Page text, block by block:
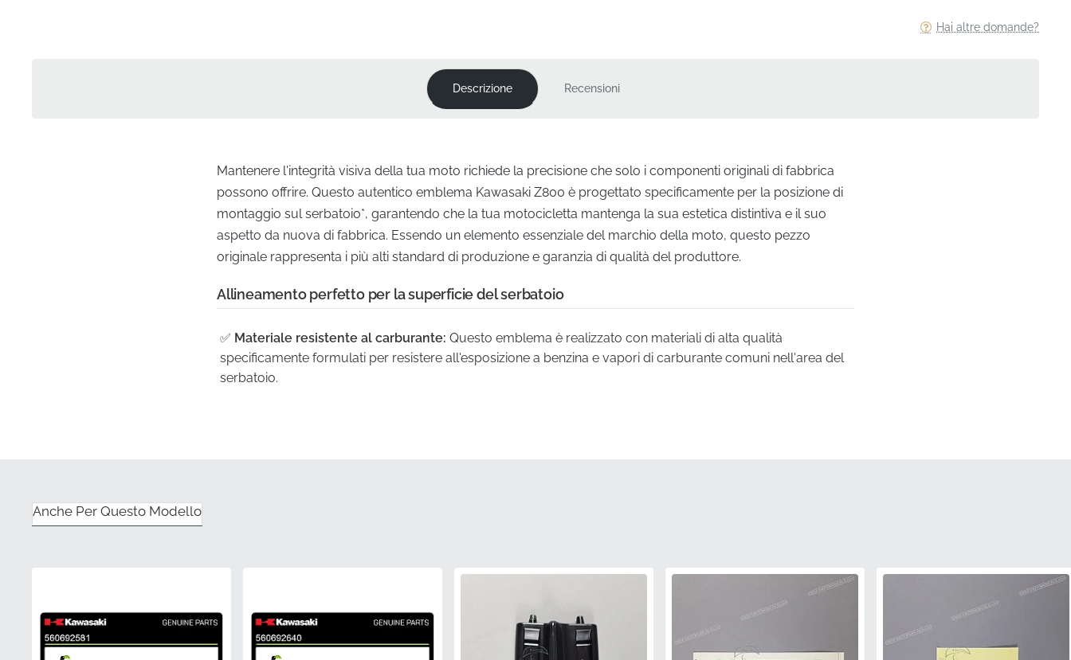
Hai altre domande?
Descrizione Recensioni
Mantenere l'integrità visiva della tua moto richiede la precisione che solo i componenti originali di fabbrica
possono offrire. Questo autentico emblema Kawasaki Z800 è progettato specificamente per la posizione di
montaggio sul serbatoio*, garantendo che la tua motocicletta mantenga la sua estetica distintiva e il suo
aspetto da nuova di fabbrica. Essendo un elemento essenziale del marchio della moto, questo pezzo
originale rappresenta i più alti standard di produzione e garanzia di qualità del produttore.
Allineamento perfetto per la superficie del serbatoio
✅ Materiale resistente al carburante: Questo emblema è realizzato con materiali di alta qualità
specificamente formulati per resistere all'esposizione a benzina e vapori di carburante comuni nell'area del
serbatoio.
Design sagomato:
Il supporto adesivo e la flessibilità del materiale sono progettati per seguire la precisa
curvatura del pannello del serbatoio per un aspetto uniforme, come se fosse installato in fabbrica.
Anche Per Questo Modello